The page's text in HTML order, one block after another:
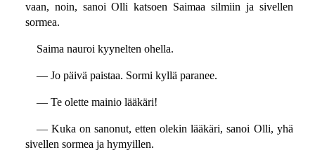
vaan, noin, sanoi Olli katsoen Saimaa silmiin ja sivellen
sormea.
Saima nauroi kyynelten ohella.
— Jo päivä paistaa. Sormi kyllä paranee.
— Te olette mainio lääkäri!
— Kuka on sanonut, etten olekin lääkäri, sanoi Olli, yhä
sivellen sormea ja hymyillen.